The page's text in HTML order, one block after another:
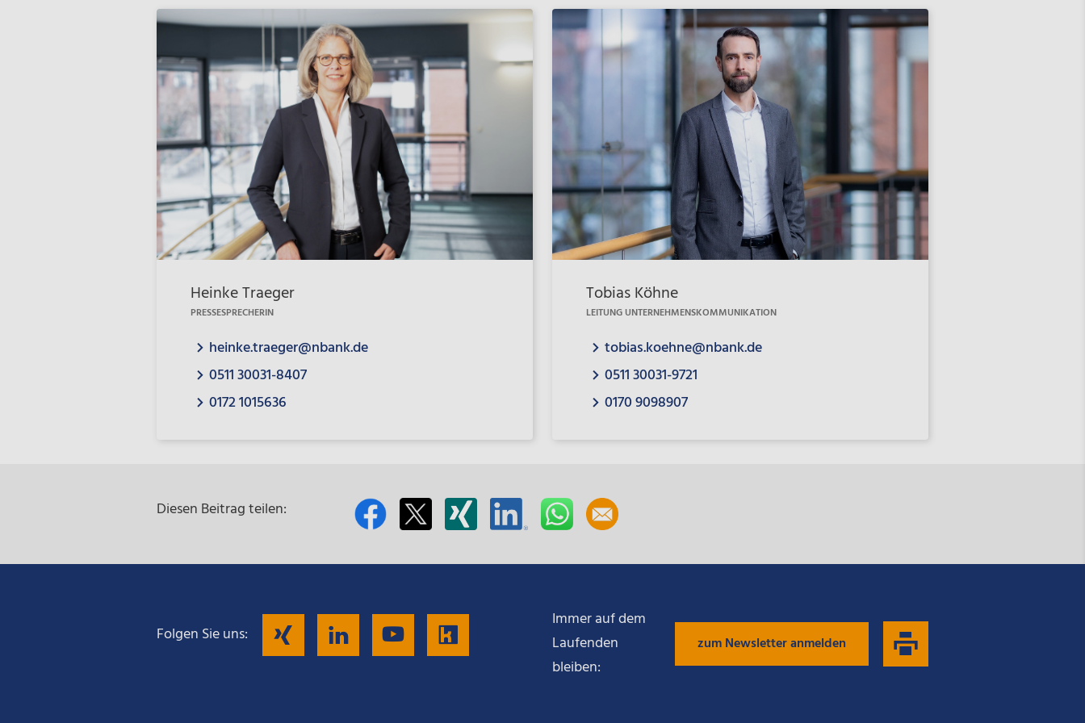
Heinke Traeger
PRESSESPRECHERIN
heinke.traeger@nbank.de
0511 30031-8407
0172 1015636
Tobias Köhne
LEITUNG UNTERNEHMENSKOMMUNIKATION
tobias.koehne@nbank.de
0511 30031-9721
0170 9098907
Diesen Beitrag teilen:
Folgen Sie uns:
FolgenFolgenFolgen FolgenImmer auf dem
Laufenden
bleiben:
zum Newsletter anmelden